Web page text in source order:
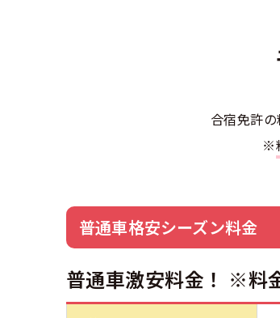
合宿免許
※
普通車格安シーズン料金
普通車激安料金！ ※料